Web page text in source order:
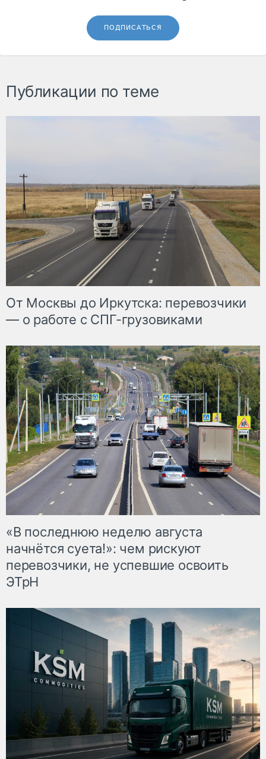
ПОДПИСАТЬСЯ
Публикации по теме
От Москвы до Иркутска: перевозчики
— о работе с СПГ-грузовиками
«В последнюю неделю августа
начнётся суета!»: чем рискуют
перевозчики, не успевшие освоить
ЭТрН